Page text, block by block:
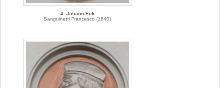
4. Johann Eck
Sanguinetti Francesco (1840)